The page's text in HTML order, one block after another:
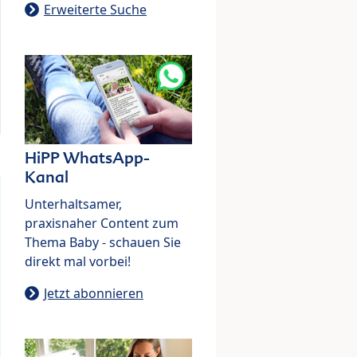
Erweiterte Suche
HiPP WhatsApp-
Kanal
Unterhaltsamer,
praxisnaher Content zum
Thema Baby - schauen Sie
direkt mal vorbei!
Jetzt abonnieren